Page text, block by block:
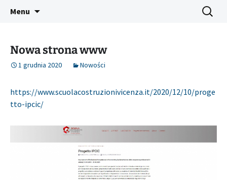
IPCIC ERASMUS+ PROJECT
IMPROVEMENT OF PROFESSIONAL
Menu Szukaj:
Nowa strona www
1 grudnia 2020 Nowości
https://www.scuolacostruzionivicenza.it/2020/12/10/proge
tto-ipcic/